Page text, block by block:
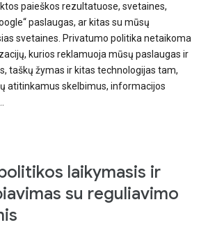
paieškos rezultatuose, svetaines,
paslaugas, ar kitas su mūsų
svetaines. Privatumo politika netaikoma
kurios reklamuoja mūsų paslaugas ir
taškų žymas ir kitas technologijas tam,
atitinkamus skelbimus, informacijos
laikymasis ir
su reguliavimo